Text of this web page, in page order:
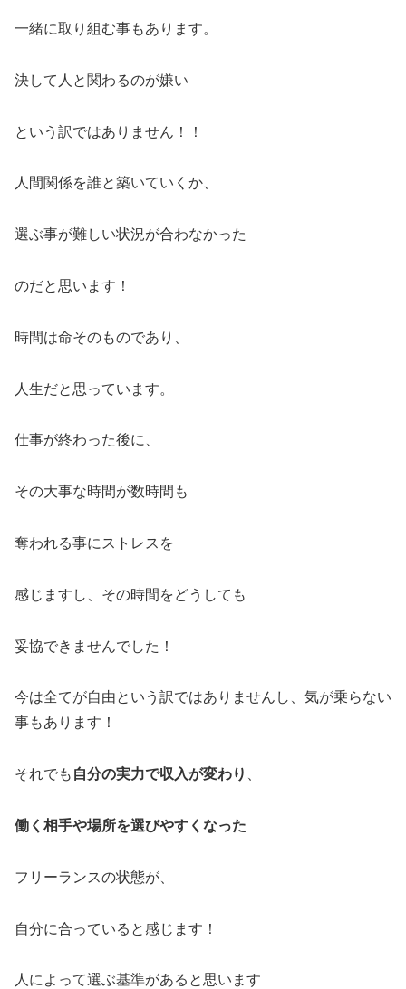
一緒に取り組む事もあります。
決して人と関わるのが嫌い
という訳ではありません！！
人間関係を誰と築いていくか、
選ぶ事が難しい状況が合わなかった
のだと思います！
時間は命そのものであり、
人生だと思っています。
仕事が終わった後に、
その大事な時間が数時間も
奪われる事にストレスを
感じますし、その時間をどうしても
妥協できませんでした！
今は全てが自由という訳ではありませんし、気が乗らない
事もあります！
それでも 自分の実力で収入が変わり
働く相手や場所を選びやすくなった
フリーランスの状態が、
自分に合っていると感じます！
人によって選ぶ基準があると思います